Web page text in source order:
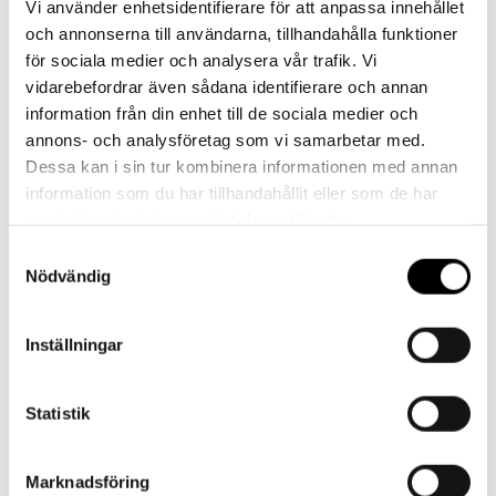
Vi använder enhetsidentifierare för att anpassa innehållet
och annonserna till användarna, tillhandahålla funktioner
för sociala medier och analysera vår trafik. Vi
vidarebefordrar även sådana identifierare och annan
information från din enhet till de sociala medier och
annons- och analysföretag som vi samarbetar med.
Dessa kan i sin tur kombinera informationen med annan
information som du har tillhandahållit eller som de har
Nödvändig
Inställningar
Statistik
Marknadsföring
Skapa konto
Skapa ett företagskonto för att enkelt och
smidigt lägga beställningar, finna information om
produkter, se dina avtalspriser, orderhistorik och